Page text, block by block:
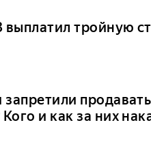
тройную
запретили
и как за них